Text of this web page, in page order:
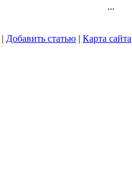
...
| Добавить статью | Карта сайта